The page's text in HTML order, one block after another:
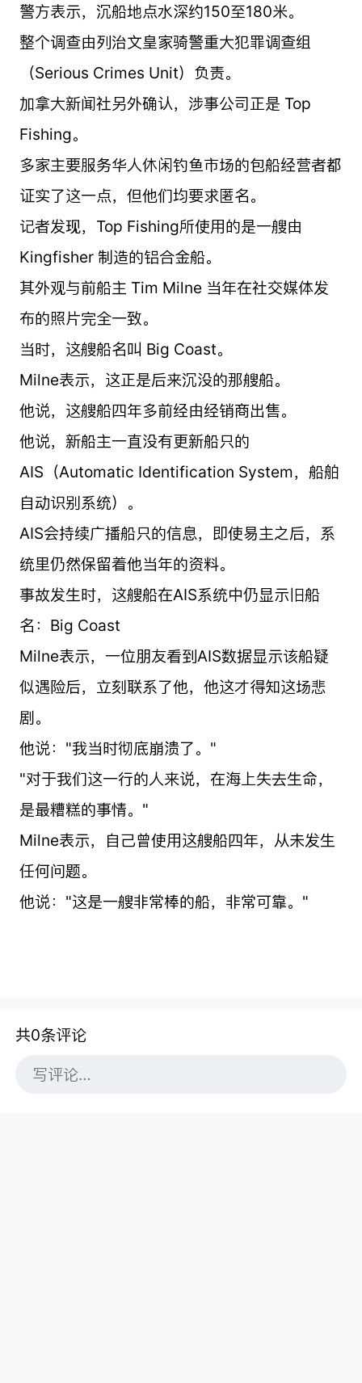
警方表示，沉船地点水深约150至180米。
整个调查由列治文皇家骑警重大犯罪调查组
（Serious Crimes Unit）负责。
加拿大新闻社另外确认，涉事公司正是 Top
Fishing。
多家主要服务华人休闲钓鱼市场的包船经营者都
证实了这一点，但他们均要求匿名。
记者发现，Top Fishing所使用的是一艘由
Kingfisher 制造的铝合金船。
其外观与前船主 Tim Milne 当年在社交媒体发
布的照片完全一致。
当时，这艘船名叫 Big Coast。
Milne表示，这正是后来沉没的那艘船。
他说，这艘船四年多前经由经销商出售。
他说，新船主一直没有更新船只的
AIS（Automatic Identification System，船舶
自动识别系统）。
AIS会持续广播船只的信息，即使易主之后，系
统里仍然保留着他当年的资料。
事故发生时，这艘船在AIS系统中仍显示旧船
名：Big Coast
Milne表示，一位朋友看到AIS数据显示该船疑
似遇险后，立刻联系了他，他这才得知这场悲
剧。
他说："我当时彻底崩溃了。"
"对于我们这一行的人来说，在海上失去生命，
是最糟糕的事情。"
Milne表示，自己曾使用这艘船四年，从未发生
任何问题。
他说："这是一艘非常棒的船，非常可靠。"
共0条评论